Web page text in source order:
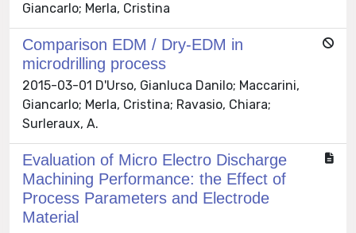
Giancarlo; Merla, Cristina
Comparison EDM / Dry-EDM in
microdrilling process
2015-03-01 D'Urso, Gianluca Danilo; Maccarini,
Giancarlo; Merla, Cristina; Ravasio, Chiara;
Surleraux, A.
Evaluation of Micro Electro Discharge
Machining Performance: the Effect of
Process Parameters and Electrode
Material